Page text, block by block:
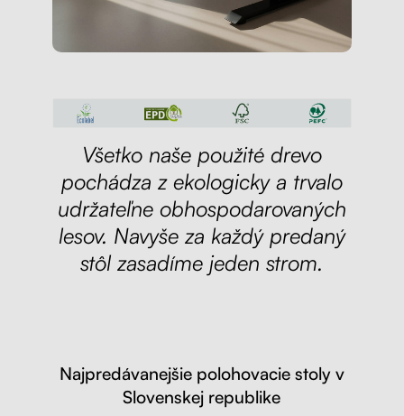
Všetko naše použité drevo
pochádza z ekologicky a trvalo
udržateľne obhospodarovaných
lesov. Navyše za každý predaný
stôl zasadíme jeden strom.
Najpredávanejšie polohovacie stoly v
Slovenskej republike